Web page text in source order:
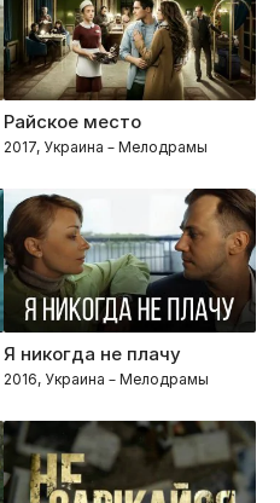
Райское место
2017, Украина – Мелодрамы
Я никогда не плачу
2016, Украина – Мелодрамы